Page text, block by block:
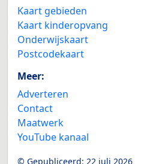
Kaart gebieden
Kaart kinderopvang
Onderwijskaart
Postcodekaart
Meer:
Adverteren
Contact
Maatwerk
YouTube kanaal
© Gepubliceerd: 22 juli 2026